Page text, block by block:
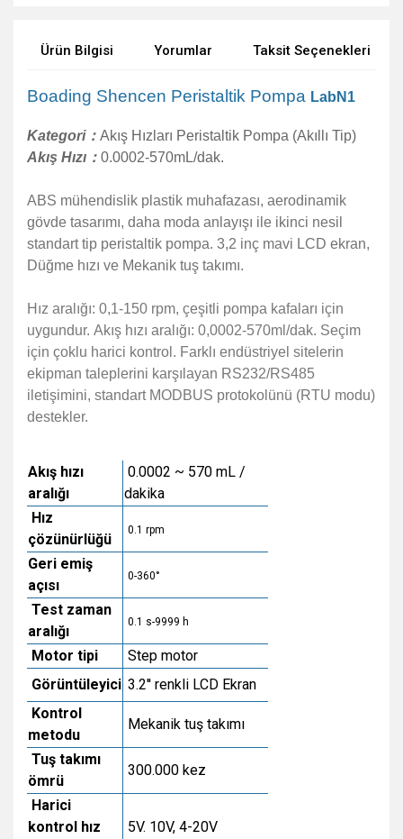
Ürün Bilgisi Yorumlar Taksit Seçenekleri
Boading Shencen Peristaltik Pompa LabN1
Kategori： Akış Hızları Peristaltik Pompa (Akıllı Tip)
Akış Hızı： 0.0002-570mL/dak.
ABS mühendislik plastik muhafazası, aerodinamik
gövde tasarımı, daha moda anlayışı ile ikinci nesil
standart tip peristaltik pompa. 3,2 inç mavi LCD ekran,
Düğme hızı ve Mekanik tuş takımı.
Hız aralığı: 0,1-150 rpm, çeşitli pompa kafaları için
uygundur. Akış hızı aralığı: 0,0002-570ml/dak. Seçim
için çoklu harici kontrol. Farklı endüstriyel sitelerin
ekipman taleplerini karşılayan RS232/RS485
iletişimini, standart MODBUS protokolünü (RTU modu)
destekler.
Akış hızı
aralığı
0.0002 ~ 570 mL /
dakika
Hız
çözünürlüğü
0.1 rpm
Geri emiş
açısı
0-360°
Test zaman
aralığı
0.1 s-9999 h
Motor tipi
Step motor
Görüntüleyici 3.2'' renkli LCD Ekran
Kontrol
metodu
Mekanik tuş takımı
Tuş takımı
ömrü
300.000 kez
Harici
kontrol hız
5V. 10V, 4-20V